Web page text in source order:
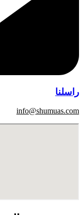
راسلنا
info@shumuas.com